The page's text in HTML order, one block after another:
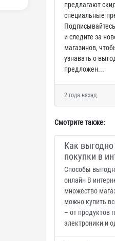
предлагают
специальные
и следите за
магазинов,
узнавать о
предложен...
2 года назад
Смотрите также:
Как
покупки в
Способы
онлайн В
множество
можно купить
– от продуктов
электроники и